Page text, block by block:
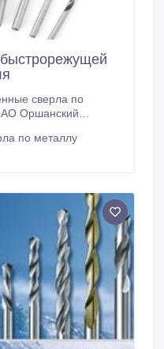
сверла по
Оршанский
по металлу